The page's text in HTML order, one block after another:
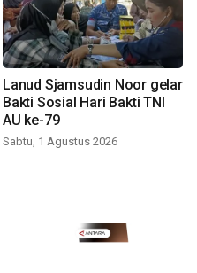
Lanud Sjamsudin Noor gelar
Bakti Sosial Hari Bakti TNI
AU ke-79
Sabtu, 1 Agustus 2026